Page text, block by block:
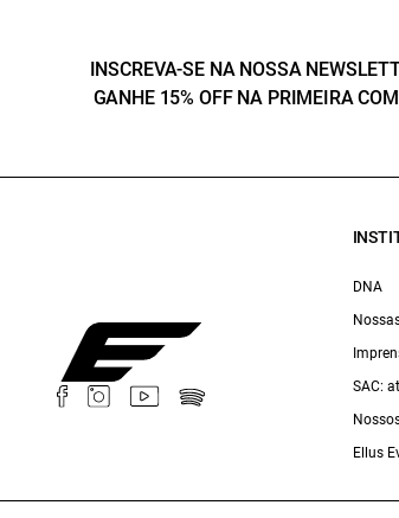
INSCREVA-SE NA NOSSA
GANHE 15% OFF NA PRIMEIRA
DNA
SAC:
Ellus